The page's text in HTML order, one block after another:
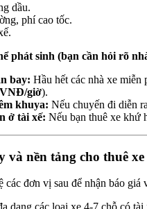
dầu.
phí cao tốc.
phát sinh (bạn cần hỏi rõ
bay: Hầu hết các nhà xe miễn
VNĐ/giờ).
khuya: Nếu chuyến đi diễn
ở tài xế: Nếu bạn thuê xe khứ
và nền tảng cho thuê
các đơn vị sau để nhận báo giá